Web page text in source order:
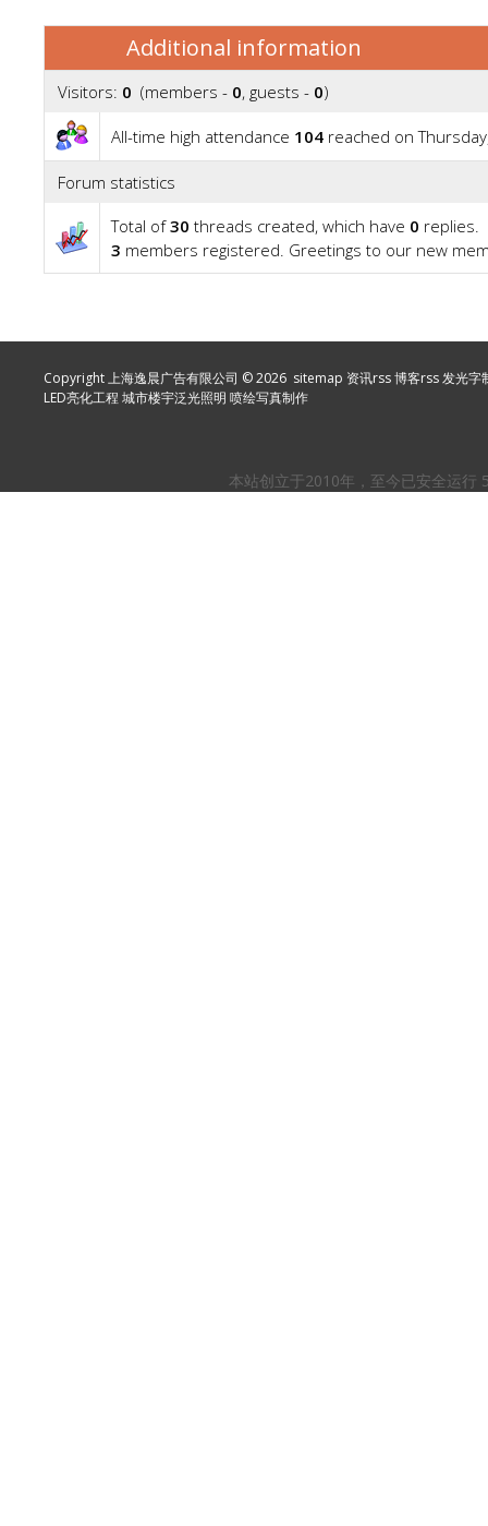
Additional information
Visitors: 0 (members - 0, guests - 0)
All-time high attendance 104 reached on
Forum statistics
Total of30 threads created, which have 0 replies.
3 members registered. Greetings to our new
Copyright 上海逸晨广告有限公司 © 2026 sitemap 资讯rss博客rss发光字
LED亮化工程 城市楼宇泛光照明 喷绘写真制作
本站创立于2010年，至今已安全运行